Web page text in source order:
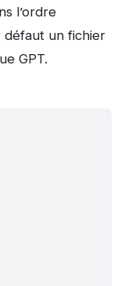
l’ordre
défaut un fichier
GPT.